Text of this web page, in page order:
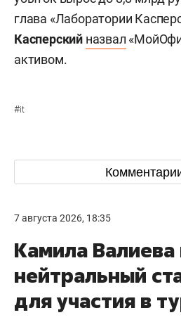
глава «Лаборатории
Касперский назвал
активом.
#it
7 августа 2026, 18:35
Камила Валиева
нейтральный
для участия в